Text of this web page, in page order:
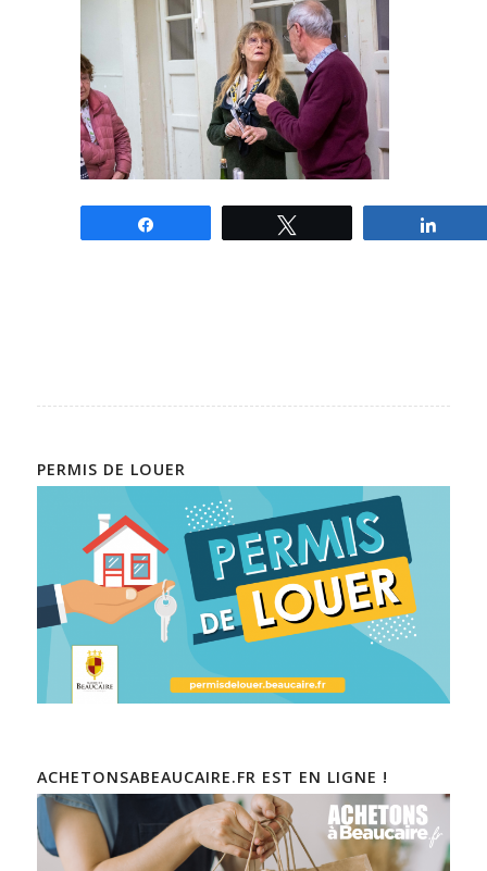
PERMIS DE LOUER
ACHETONSABEAUCAIRE.FR EST EN LIGNE !